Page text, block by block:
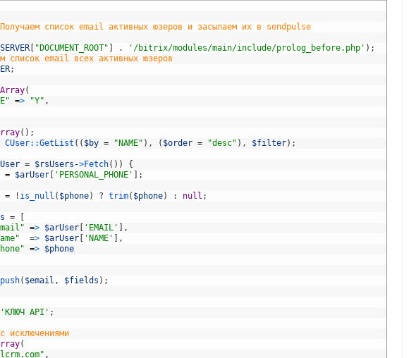
список email активных юзеров и засылаем их в sendpulse
[ "DOCUMENT_ROOT" . '/bitrix/modules/main/include/prolog_before.php' ) ;
список email всех активных юзеров
;
Array(
=> "Y" ,
( ) ;
CUser::GetList ( ( $by = "NAME" ) , ( $order = "desc" ) , $filter) ;
= $rsUsers ->Fetch( ) )
{
= $arUser[ 'PERSONAL_PHONE' ;
= ! is_null ( $phone) ? trim( $phone) : null ;
=
=> $arUser[ 'EMAIL'
,
=> $arUser[ 'NAME'
,
=> $phone
( $email , $fields ) ;
'КЛЮЧ API' ;
исключениями
(
,